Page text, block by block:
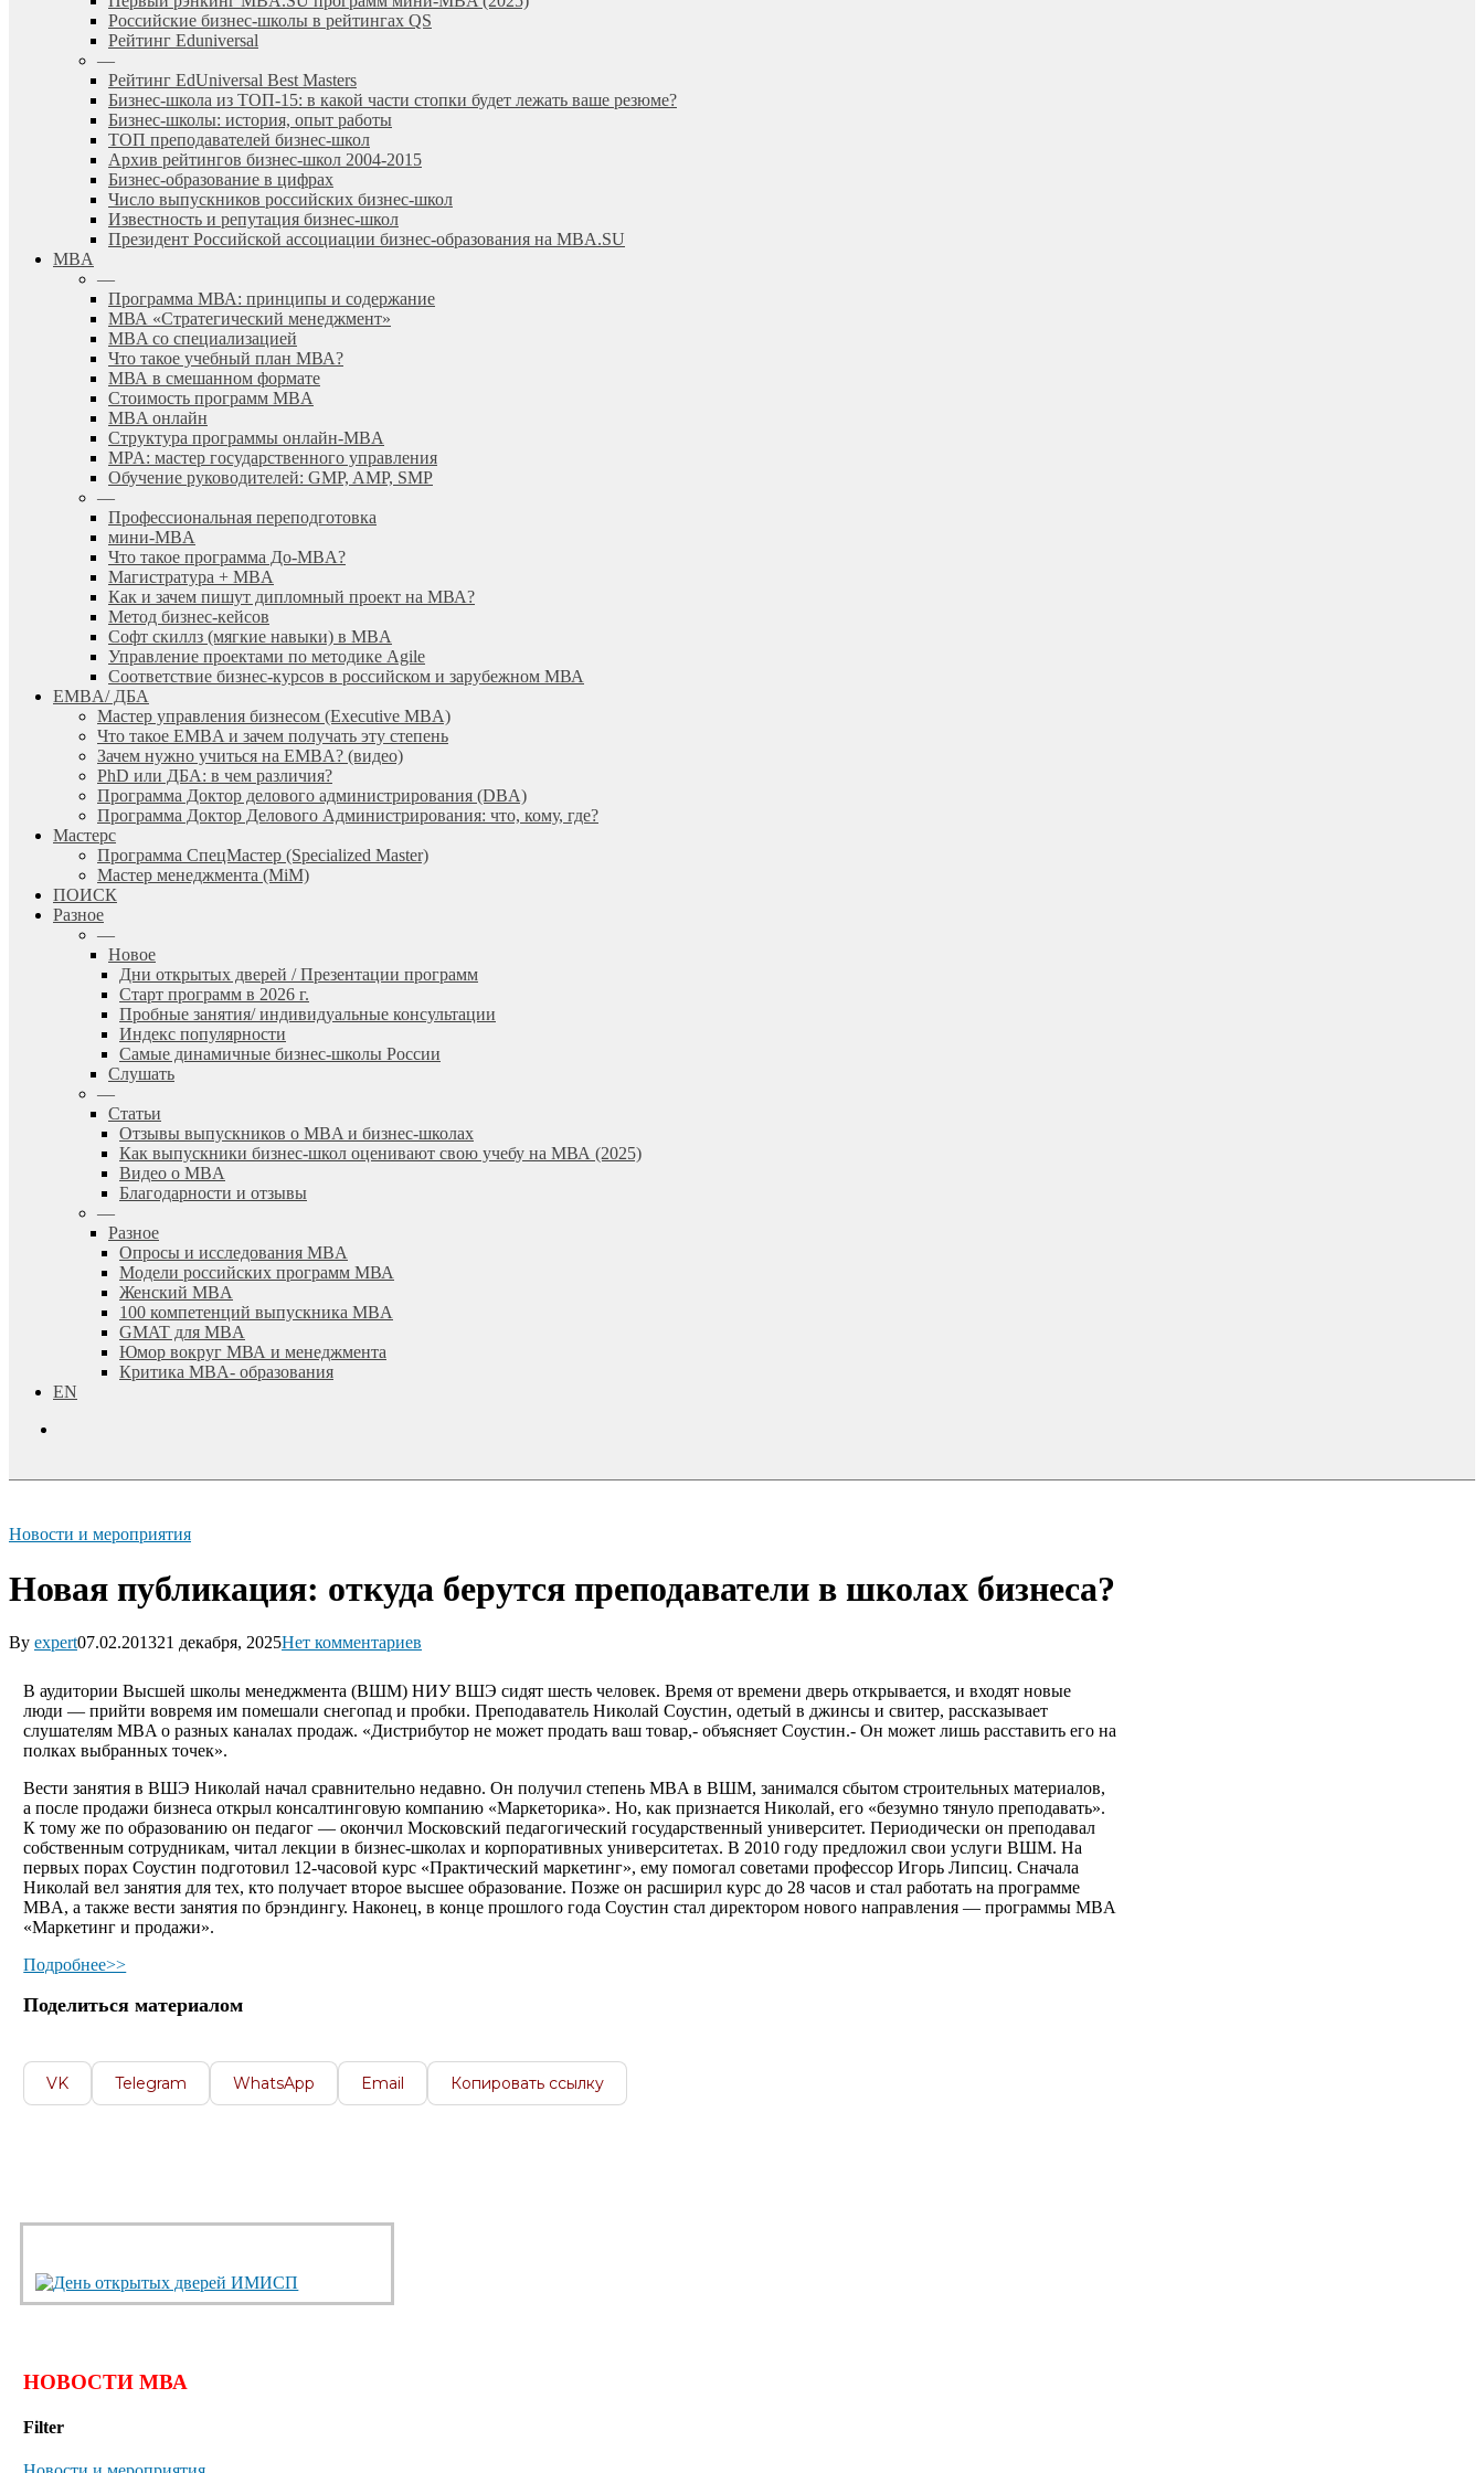
Российские бизнес-школы в рейтингах QS
Рейтинг Eduniversal
—
Рейтинг EdUniversal Best Masters
Бизнес-школа из ТОП-15: в какой части стопки будет лежать ваше резюме?
Бизнес-школы: история, опыт работы
ТОП преподавателей бизнес-школ
Архив рейтингов бизнес-школ 2004-2015
Бизнес-образование в цифрах
Число выпускников российских бизнес-школ
Известность и репутация бизнес-школ
Президент Российской ассоциации бизнес-образования на MBA.SU
MBA
—
Программа МВА: принципы и содержание
МВА «Cтратегический менеджмент»
MBA со специализацией
Что такое учебный план МВА?
МВА в смешанном формате
Стоимость программ MBA
MBA онлайн
Cтруктура программы онлайн-MBA
MPA: мастер государственного управления
Обучение руководителей: GMP, AMP, SMP
—
Профессиональная переподготовка
мини-MBA
Что такое программа До-MBA?
Магистратура + MBA
Как и зачем пишут дипломный проект на МВА?
Метод бизнес-кейсов
Софт скиллз (мягкие навыки) в MBA
Управление проектами по методике Agile
Соответствие бизнес-курсов в российском и зарубежном МВА
EMBA/ ДБA
Мастер управления бизнесом (Executive MBA)
Что такое EMBA и зачем получать эту степень
Зачем нужно учиться на EMBA? (видео)
PhD или ДБА: в чем различия?
Программа Доктор делового администрирования (DBА)
Программа Доктор Делового Администрирования: что, кому, где?
Мастерс
Программа СпецМастер (Specialized Master)
Мастер менеджмента (MiM)
ПОИСК
Разное
—
Новое
Дни открытых дверей / Презентации программ
Старт программ в 2026 г.
Пробные занятия/ индивидуальные консультации
Индекс популярности
Самые динамичные бизнес-школы России
Слушать
—
Статьи
Отзывы выпускников о MBA и бизнес-школах
Как выпускники бизнес-школ оценивают свою учебу на МВА (2025)
Видео о MBA
Благодарности и отзывы
—
Разное
Опросы и исследования MBA
Модели российских программ МВА
Женский MBA
100 компетенций выпускника MBA
GMAT для MBA
Юмор вокруг МВА и менеджмента
Критика MBA- образования
EN
Новости и мероприятия
Новая публикация: откуда берутся преподаватели в школах бизнеса?
By expert07.02.201321 декабря, 2025Нет комментариев
В аудитории Высшей школы менеджмента (ВШМ) НИУ ВШЭ сидят шесть человек. Время от времени дверь открывается, и входят новые
люди — прийти вовремя им помешали снегопад и пробки. Преподаватель Николай Соустин, одетый в джинсы и свитер, рассказывает
слушателям MBA о разных каналах продаж. «Дистрибутор не может продать ваш товар,- объясняет Соустин.- Он может лишь расставить его на
полках выбранных точек».
Вести занятия в ВШЭ Николай начал сравнительно недавно. Он получил степень MBA в ВШМ, занимался сбытом строительных материалов,
а после продажи бизнеса открыл консалтинговую компанию «Маркеторика». Но, как признается Николай, его «безумно тянуло преподавать».
К тому же по образованию он педагог — окончил Московский педагогический государственный университет. Периодически он преподавал
собственным сотрудникам, читал лекции в бизнес-школах и корпоративных университетах. В 2010 году предложил свои услуги ВШМ. На
первых порах Соустин подготовил 12-часовой курс «Практический маркетинг», ему помогал советами профессор Игорь Липсиц. Сначала
Николай вел занятия для тех, кто получает второе высшее образование. Позже он расширил курс до 28 часов и стал работать на программе
MBA, а также вести занятия по брэндингу. Наконец, в конце прошлого года Соустин стал директором нового направления — программы MBA
«Маркетинг и продажи».
Подробнее>>
Поделиться материалом
VK Telegram WhatsApp Email Копировать ссылку
НОВОСТИ МВА
Filter